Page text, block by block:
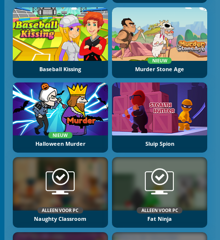
Baseball Kissing
NIEUW
Murder Stone Age
NIEUW
Halloween Murder Sluip Spion
ALLEEN VOOR PC
Naughty Classroom
ALLEEN VOOR PC
Fat Ninja